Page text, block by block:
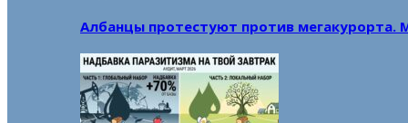
Албанцы протестуют против мегакурорта.